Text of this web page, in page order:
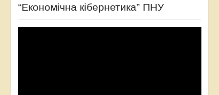
“Економічна кібернетика” ПНУ